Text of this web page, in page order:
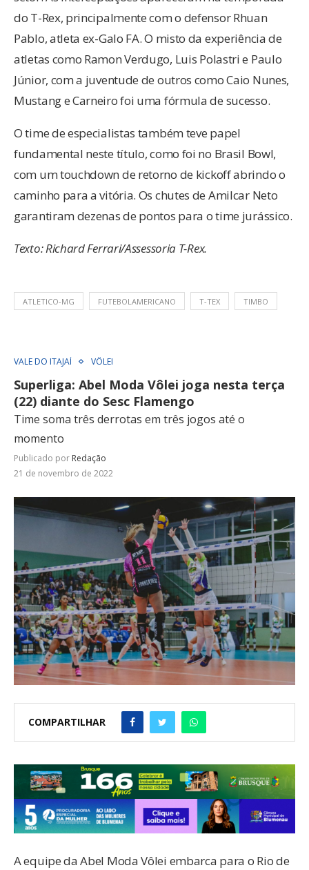
do T-Rex, principalmente com o defensor Rhuan
Pablo, atleta ex-Galo FA. O misto da experiência de
atletas como Ramon Verdugo, Luis Polastri e Paulo
Júnior, com a juventude de outros como Caio Nunes,
Mustang e Carneiro foi uma fórmula de sucesso.
O time de especialistas também teve papel
fundamental neste título, como foi no Brasil Bowl,
com um touchdown de retorno de kickoff abrindo o
caminho para a vitória. Os chutes de Amilcar Neto
garantiram dezenas de pontos para o time jurássico.
Texto: Richard Ferrari/Assessoria T-Rex.
ATLETICO-MG FUTEBOLAMERICANO T-TEX TIMBO
VALE DO ITAJAÍ VÔLEI
Superliga: Abel Moda Vôlei joga nesta terça
(22) diante do Sesc Flamengo
Time soma três derrotas em três jogos até o
momento
Publicado por Redação
21 de novembro de 2022
COMPARTILHAR
A equipe da Abel Moda Vôlei embarca para o Rio de